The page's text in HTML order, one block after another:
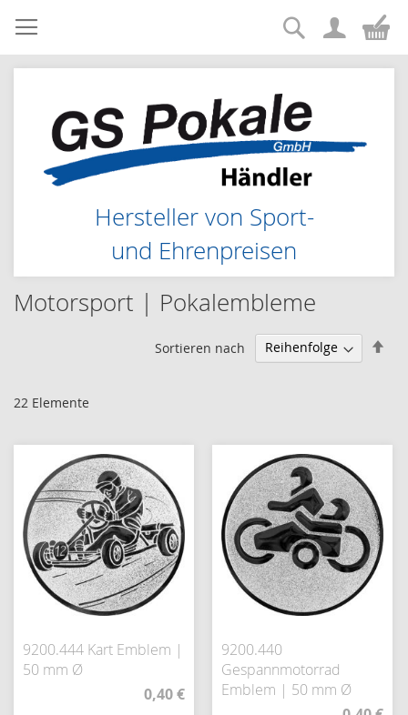
Zum
Inhalt
springen
Hersteller von Sport-
und Ehrenpreisen
Suche
Motorsport | Pokalembleme
22 Elemente
Sortieren nach
9200.444 Kart Emblem |
50 mm Ø
0,40 €
9200.440
Gespannmotorrad
Emblem | 50 mm Ø